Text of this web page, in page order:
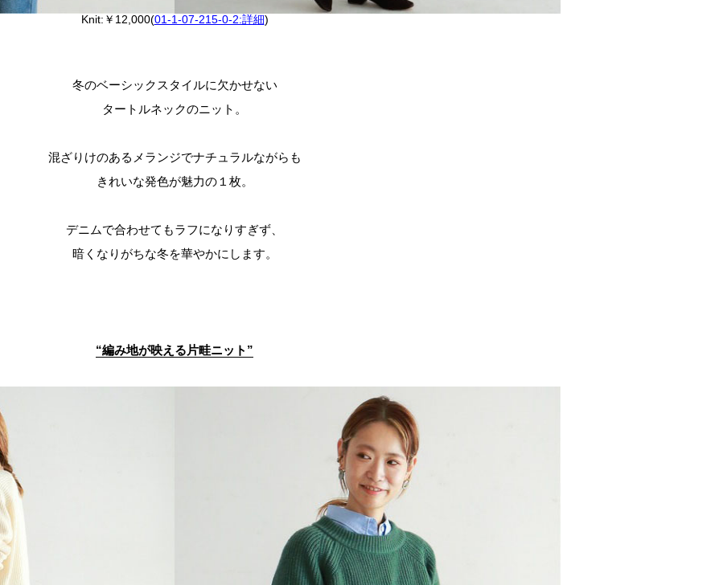
Knit:￥12,000(01-1-07-215-0-2:詳細)
冬のベーシックスタイルに欠かせない
タートルネックのニット。
混ざりけのあるメランジでナチュラルながらも
きれいな発色が魅力の１枚。
デニムで合わせてもラフになりすぎず、
暗くなりがちな冬を華やかにします。
“編み地が映える片畦ニット ”